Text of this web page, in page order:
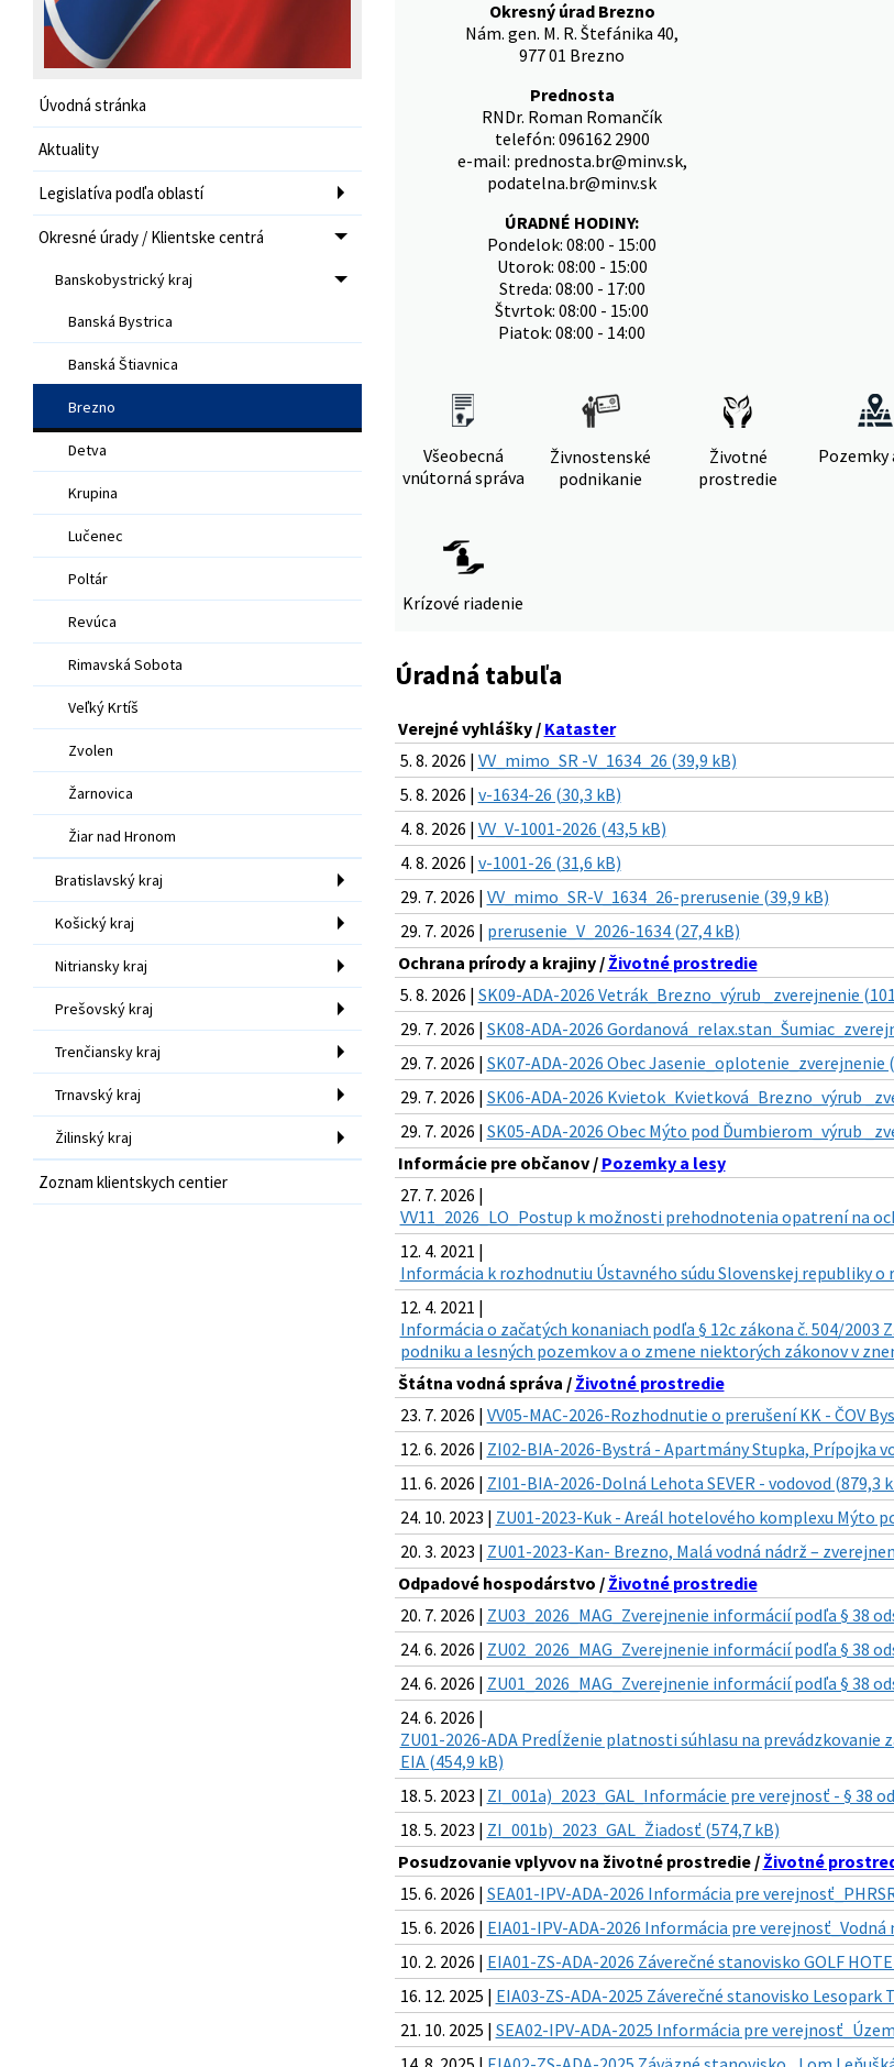
Úvodná stránka
Aktuality
Legislatíva podľa oblastí
Okresné úrady / Klientske centrá
Banskobystrický kraj
Banská Bystrica
Banská Štiavnica
Brezno
Detva
Krupina
Lučenec
Poltár
Revúca
Rimavská Sobota
Veľký Krtíš
Zvolen
Žarnovica
Žiar nad Hronom
Bratislavský kraj
Košický kraj
Nitriansky kraj
Prešovský kraj
Trenčiansky kraj
Trnavský kraj
Žilinský kraj
Zoznam klientskych centier
Okresný úrad Brezno
Nám. gen. M. R. Štefánika 40,
977 01 Brezno
Prednosta
RNDr. Roman Romančík
telefón: 096162 2900
e-mail: prednosta.br@minv.sk,
podatelna.br@minv.sk
ÚRADNÉ HODINY:
Pondelok: 08:00 - 15:00
Utorok: 08:00 - 15:00
Streda: 08:00 - 17:00
Štvrtok: 08:00 - 15:00
Piatok: 08:00 - 14:00
Všeobecná
vnútorná správa
Živnostenské
podnikanie
Životné
prostredie
Pozemky
Krízové riadenie
Úradná tabuľa
Verejné vyhlášky / Kataster
5. 8. 2026 | VV_mimo_SR -V_1634_26 (39,9 kB)
5. 8. 2026 | v-1634-26 (30,3 kB)
4. 8. 2026 | VV_V-1001-2026 (43,5 kB)
4. 8. 2026 | v-1001-26 (31,6 kB)
29. 7. 2026 | VV_mimo_SR-V_1634_26-prerusenie (39,9 kB)
29. 7. 2026 | prerusenie_V_2026-1634 (27,4 kB)
Ochrana prírody a krajiny / Životné prostredie
5. 8. 2026 | SK09-ADA-2026 Vetrák_Brezno_výrub _zverejnenie
29. 7. 2026 | SK08-ADA-2026
29. 7. 2026 | SK07-ADA-2026 Obec Jasenie_oplotenie_zverejnenie
29. 7. 2026 | SK06-ADA-2026 Kvietok_Kvietková_Brezno_výrub
29. 7. 2026 | SK05-ADA-2026 Obec Mýto pod Ďumbierom_výrub
Informácie pre občanov / Pozemky a lesy
27. 7. 2026 |
VV11_2026_LO_Postup k možnosti prehodnotenia opatrení na
12. 4. 2021 |
Informácia k rozhodnutiu Ústavného súdu Slovenskej republiky o
12. 4. 2021 |
Informácia o začatých konaniach podľa § 12c zákona č. 504/
podniku a lesných pozemkov a o zmene niektorých zákonov v
Štátna vodná správa / Životné prostredie
23. 7. 2026 | VV05-MAC-2026-Rozhodnutie o prerušení KK - ČOV
12. 6. 2026 | ZI02-BIA-2026-Bystrá - Apartmány Stupka, Prípojka
11. 6. 2026 | ZI01-BIA-2026-Dolná Lehota SEVER - vodovod (879,3
24. 10. 2023 | ZU01-2023-Kuk - Areál hotelového komplexu Mýto
20. 3. 2023 | ZU01-2023-Kan- Brezno, Malá vodná nádrž –
Odpadové hospodárstvo / Životné prostredie
20. 7. 2026 | ZU03_2026_MAG_Zverejnenie informácií podľa § 38
24. 6. 2026 | ZU02_2026_MAG_Zverejnenie informácií podľa § 38
24. 6. 2026 | ZU01_2026_MAG_Zverejnenie informácií podľa § 38
24. 6. 2026 |
ZU01-2026-ADA Predĺženie platnosti súhlasu na prevádzkovanie
EIA (454,9 kB)
18. 5. 2023 | ZI_001a)_2023_GAL_Informácie pre verejnosť - § 38
18. 5. 2023 | ZI_001b)_2023_GAL_Žiadosť (574,7 kB)
Posudzovanie vplyvov na životné prostredie / Životné
15. 6. 2026 | SEA01-IPV-ADA-2026 Informácia pre
15. 6. 2026 | EIA01-IPV-ADA-2026 Informácia pre verejnosť_Vodná
10. 2. 2026 | EIA01-ZS-ADA-2026 Záverečné stanovisko GOLF
16. 12. 2025 | EIA03-ZS-ADA-2025 Záverečné stanovisko Lesopark
21. 10. 2025 | SEA02-IPV-ADA-2025 Informácia pre